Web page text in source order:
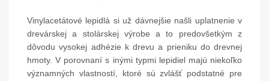
Vinylacetátové lepidlá si už dávnejšie našli uplatnenie v
drevárskej a stolárskej výrobe a to predovšetkým z
dôvodu vysokej adhézie k drevu a prieniku do drevnej
hmoty. V porovnaní s inými typmi lepidiel majú niekoľko
významných vlastností, ktoré sú zvlášť podstatné pre